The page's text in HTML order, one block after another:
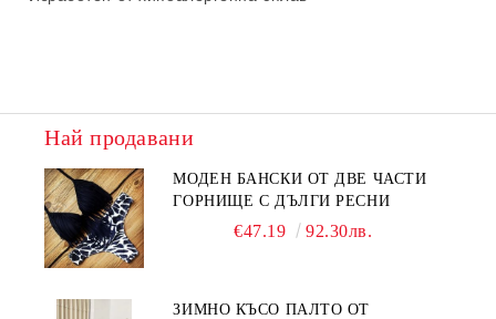
Най продавани
МОДЕН БАНСКИ ОТ ДВЕ ЧАСТИ
ГОРНИЩЕ С ДЪЛГИ РЕСНИ
€47.19 92.30лв.
ЗИМНО КЪСО ПАЛТО ОТ